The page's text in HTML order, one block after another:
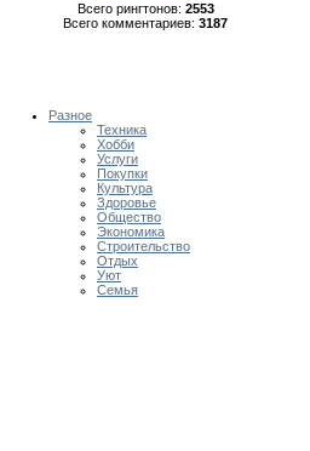
Всего рингтонов: 2553
Всего комментариев: 3187
Разное
Техника
Хобби
Услуги
Покупки
Культура
Здоровье
Общество
Экономика
Строительство
Отдых
Уют
Семья